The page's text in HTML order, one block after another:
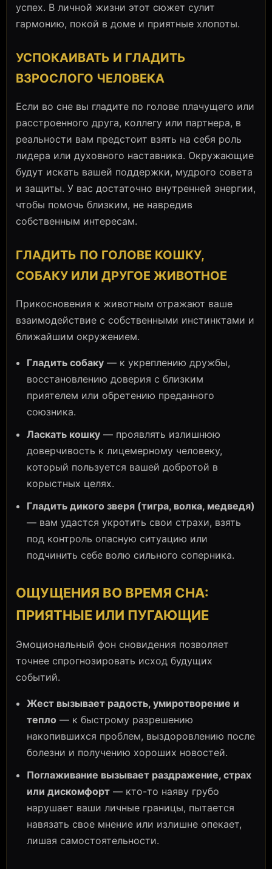
успех. В личной жизни этот сюжет сулит
гармонию, покой в доме и приятные хлопоты.
УСПОКАИВАТЬ И ГЛАДИТЬ
ВЗРОСЛОГО ЧЕЛОВЕКА
Если во сне вы гладите по голове плачущего или
расстроенного друга, коллегу или партнера, в
реальности вам предстоит взять на себя роль
лидера или духовного наставника. Окружающие
будут искать вашей поддержки, мудрого совета
и защиты. У вас достаточно внутренней энергии,
чтобы помочь близким, не навредив
собственным интересам.
ГЛАДИТЬ ПО ГОЛОВЕ КОШКУ,
СОБАКУ ИЛИ ДРУГОЕ ЖИВОТНОЕ
Прикосновения к животным отражают ваше
взаимодействие с собственными инстинктами и
ближайшим окружением.
Гладить собаку — к укреплению дружбы,
восстановлению доверия с близким
приятелем или обретению преданного
союзника.
Ласкать кошку — проявлять излишнюю
доверчивость к лицемерному человеку,
который пользуется вашей добротой в
корыстных целях.
Гладить дикого зверя (тигра, волка, медведя)
— вам удастся укротить свои страхи, взять
под контроль опасную ситуацию или
подчинить себе волю сильного соперника.
ОЩУЩЕНИЯ ВО ВРЕМЯ СНА:
ПРИЯТНЫЕ ИЛИ ПУГАЮЩИЕ
Эмоциональный фон сновидения позволяет
точнее спрогнозировать исход будущих
событий.
Жест вызывает радость, умиротворение и
тепло — к быстрому разрешению
накопившихся проблем, выздоровлению после
болезни и получению хороших новостей.
Поглаживание вызывает раздражение, страх
или дискомфорт — кто-то наяву грубо
нарушает ваши личные границы, пытается
навязать свое мнение или излишне опекает,
лишая самостоятельности.